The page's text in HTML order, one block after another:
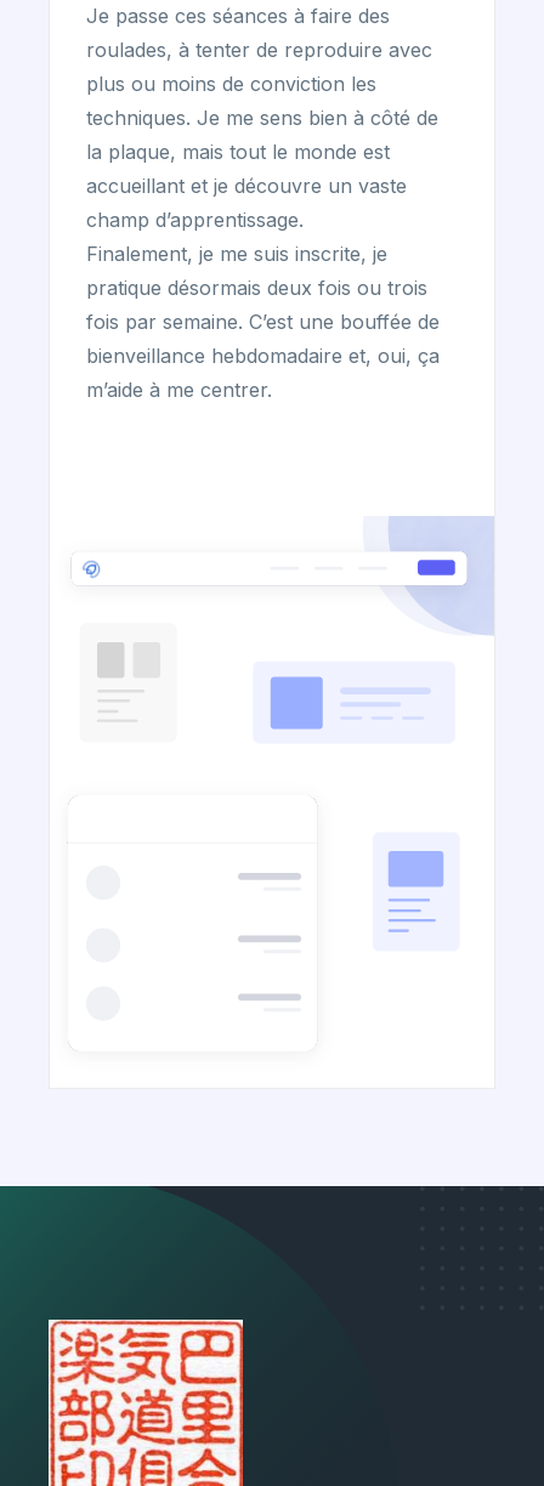
Je passe ces séances à faire des
roulades, à tenter de reproduire avec
plus ou moins de conviction les
techniques. Je me sens bien à côté de
la plaque, mais tout le monde est
accueillant et je découvre un vaste
champ d’apprentissage.
Finalement, je me suis inscrite, je
pratique désormais deux fois ou trois
fois par semaine. C’est une bouffée de
bienveillance hebdomadaire et, oui, ça
m’aide à me centrer.